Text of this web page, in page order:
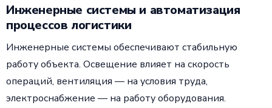
Инженерные системы и автоматизация
процессов логистики
Инженерные системы обеспечивают стабильную
работу объекта. Освещение влияет на скорость
операций, вентиляция — на условия труда,
электроснабжение — на работу оборудования.